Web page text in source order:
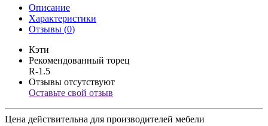
Описание
Характеристики
Отзывы (0)
Кэти
Рекомендованный торец
R-1.5
Отзывы отсутствуют
Оставьте свой отзыв
Цена действительна для производителей мебели